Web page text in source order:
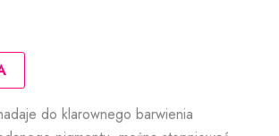
do klarownego barwienia